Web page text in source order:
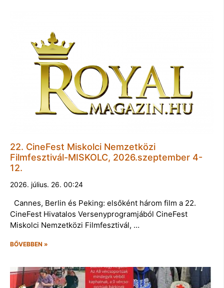
22. CineFest Miskolci Nemzetközi
Filmfesztivál-MISKOLC, 2026.szeptember 4-
12.
2026. július. 26. 00:24
Cannes, Berlin és Peking: elsőként három film a 22.
CineFest Hivatalos Versenyprogramjából CineFest
Miskolci Nemzetközi Filmfesztivál, …
BŐVEBBEN »